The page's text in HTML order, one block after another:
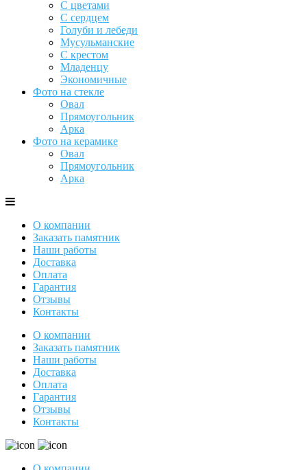
С цветами
С сердцем
Голуби и лебеди
Мусульманские
С крестом
Младенцу
Экономичные
Фото на стекле
Овал
Прямоугольник
Арка
Фото на керамике
Овал
Прямоугольник
Арка
О компании
Заказать памятник
Наши работы
Доставка
Оплата
Гарантия
Отзывы
Контакты
О компании
Заказать памятник
Наши работы
Доставка
Оплата
Гарантия
Отзывы
Контакты